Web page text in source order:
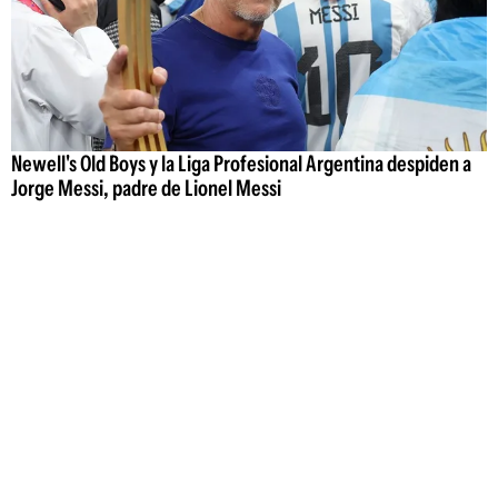
Newell's Old Boys y la Liga Profesional Argentina despiden a
Jorge Messi, padre de Lionel Messi